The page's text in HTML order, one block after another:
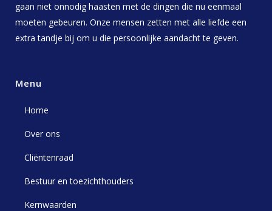
gaan niet onnodig haasten met de dingen die nu eenmaal
moeten gebeuren. Onze mensen zetten met alle liefde een
extra tandje bij om u die persoonlijke aandacht te geven.
Menu
Home
Over ons
Cliëntenraad
Bestuur en toezichthouders
Kernwaarden